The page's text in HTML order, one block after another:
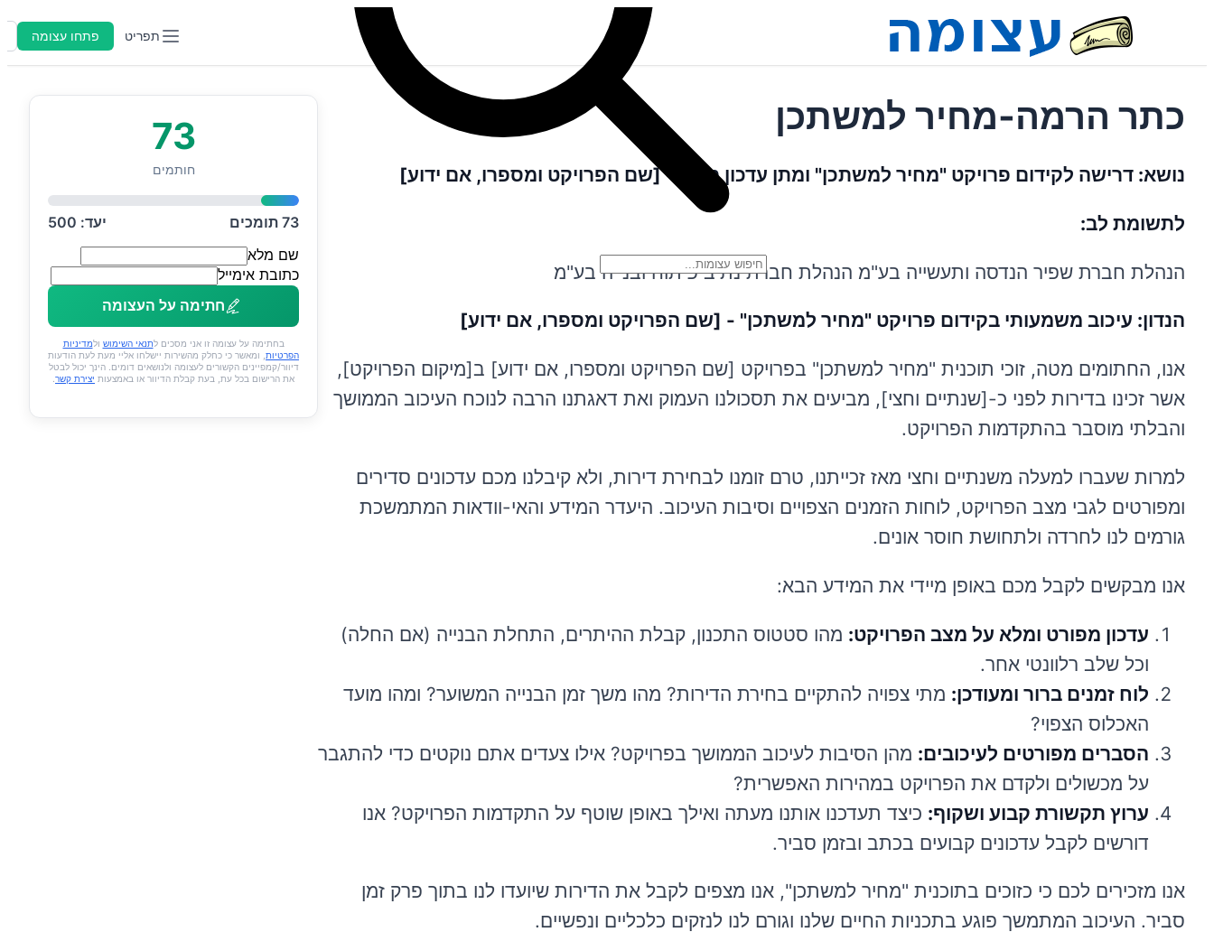
פתחו עצומה תפריט
כתר הרמה-מחיר למשתכן
נושא: דרישה לקידום פרויקט "מחיר למשתכן" ומתן עדכון מיידי - [שם הפרויקט ומספרו, אם ידוע]
לתשומת לב:
הנהלת חברת שפיר הנדסה ותעשייה בע"מ הנהלת חברת נתיב פיתוח ובנייה בע"מ
הנדון: עיכוב משמעותי בקידום פרויקט "מחיר למשתכן" - [שם הפרויקט ומספרו, אם ידוע]
אנו, החתומים מטה, זוכי תוכנית "מחיר למשתכן" בפרויקט [שם הפרויקט ומספרו, אם ידוע] ב[מיקום הפרויקט],
אשר זכינו בדירות לפני כ-[שנתיים וחצי], מביעים את תסכולנו העמוק ואת דאגתנו הרבה לנוכח העיכוב הממושך
והבלתי מוסבר בהתקדמות הפרויקט.
למרות שעברו למעלה משנתיים וחצי מאז זכייתנו, טרם זומנו לבחירת דירות, ולא קיבלנו מכם עדכונים סדירים
ומפורטים לגבי מצב הפרויקט, לוחות הזמנים הצפויים וסיבות העיכוב. היעדר המידע והאי-וודאות המתמשכת
גורמים לנו לחרדה ולתחושת חוסר אונים.
אנו מבקשים לקבל מכם באופן מיידי את המידע הבא:
עדכון מפורט ומלא על מצב הפרויקט: מהו סטטוס התכנון, קבלת ההיתרים, התחלת הבנייה (אם החלה)
וכל שלב רלוונטי אחר.
לוח זמנים ברור ומעודכן: מתי צפויה להתקיים בחירת הדירות? מהו משך זמן הבנייה המשוער? ומהו מועד
האכלוס הצפוי?
הסברים מפורטים לעיכובים: מהן הסיבות לעיכוב הממושך בפרויקט? אילו צעדים אתם נוקטים כדי להתגבר
על מכשולים ולקדם את הפרויקט במהירות האפשרית?
ערוץ תקשורת קבוע ושקוף: כיצד תעדכנו אותנו מעתה ואילך באופן שוטף על התקדמות הפרויקט? אנו
דורשים לקבל עדכונים קבועים בכתב ובזמן סביר.
אנו מזכירים לכם כי כזוכים בתוכנית "מחיר למשתכן", אנו מצפים לקבל את הדירות שיועדו לנו בתוך פרק זמן
סביר. העיכוב המתמשך פוגע בתכניות החיים שלנו וגורם לנו לנזקים כלכליים ונפשיים.
73
חותמים
73 תומכים יעד: 500
שם מלא
כתובת אימייל
חתימה על העצומה
בחתימה על עצומה זו אני מסכים לתנאי השימוש ולמדיניות
הפרטיות, ומאשר כי כחלק מהשירות יישלחו אליי מעת לעת הודעות
דיוור/קמפיינים הקשורים לעצומה ולנושאים דומים. הינך יכול לבטל
את הרישום בכל עת, בעת קבלת הדיוור או באמצעות יצירת קשר.